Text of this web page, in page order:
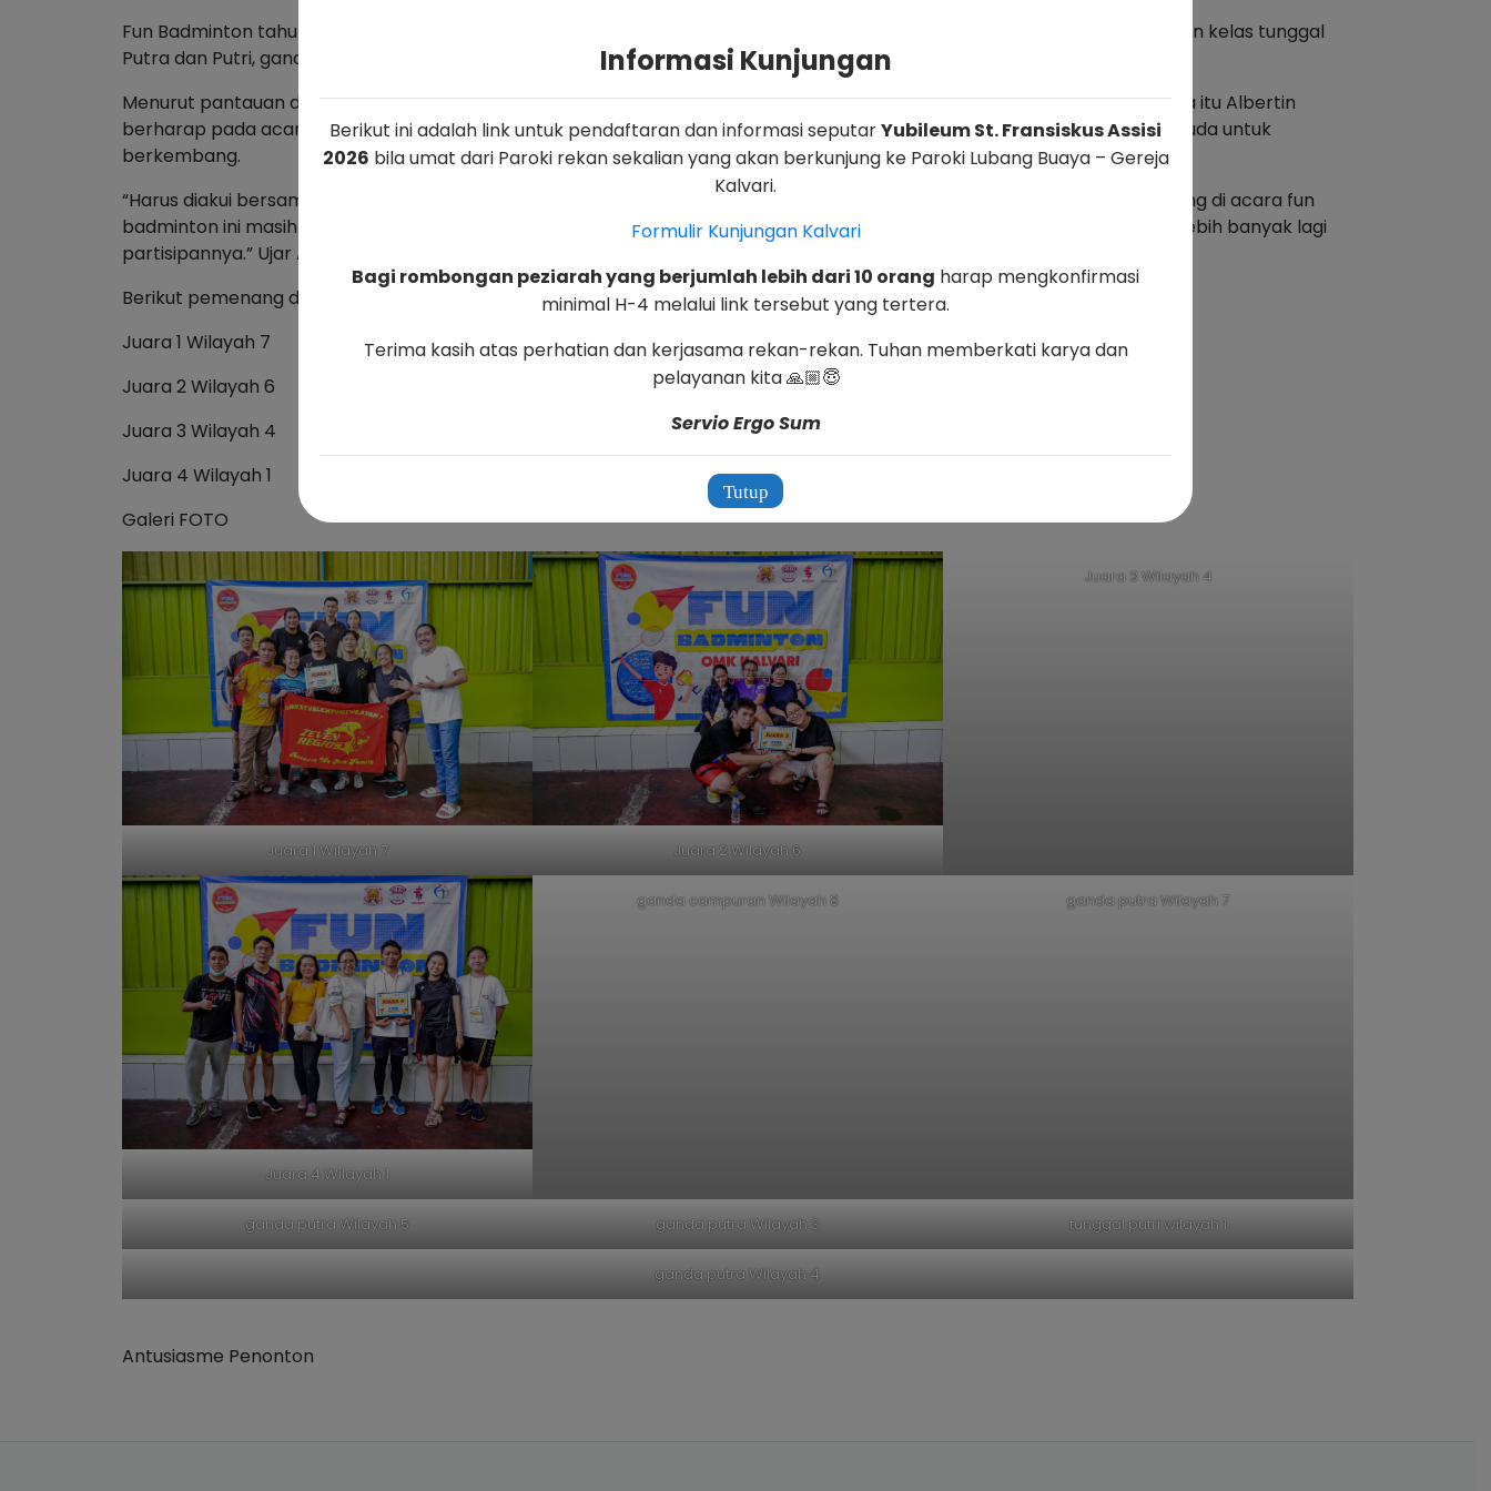
Fun Badminton tahun ini diikuti oleh 8 wilayah yang masing –masing mengirimkan atlet terbaiknya, yang mempertandingkan kelas tunggal
Putra dan Putri, ganda Putra dan Putri, dan ganda Campuran.
Menurut pantauan di lapangan memang antusiasme dari omk dan juga umat gereja Kalvari dinilai masih minim. Oleh karena itu Albertin
berharap pada acara – acara selanjutnya dapat mengundang seluruh umat untuk berpartisipasi dan mendukung kaum muda untuk
berkembang.
“Harus diakui bersama bahwa antusiasme kehadiran omk, suporter, penonton dan Dewan Paroki yang hadir secara langsung di acara fun
badminton ini masih sangat kurang sekali, semoga di acara-acara selanjutnya yang akan dibuat dapat mengundang jauh lebih banyak lagi
partisipannya.” Ujar Albertin.
Berikut pemenang dari Fun Badminton 2022
Juara 1 Wilayah 7
Juara 2 Wilayah 6
Juara 3 Wilayah 4
Juara 4 Wilayah 1
Galeri FOTO
Juara 1 Wilayah 7 Juara 2 Wilayah 6
Juara 3 Wilayah 4
Juara 4 Wilayah 1
ganda campuran Wilayah 8 ganda putra Wilayah 7
ganda putra Wilayah 5 ganda putra Wilayah 3 tunggal putri wilayah 1
ganda putra Wilayah 4
Antusiasme Penonton
Informasi Kunjungan
Berikut ini adalah link untuk pendaftaran dan informasi seputarYubileum St. Fransiskus Assisi
2026 bila umat dari Paroki rekan sekalian yang akan berkunjung ke Paroki Lubang Buaya – Gereja
Kalvari.
Formulir Kunjungan Kalvari
Bagi rombongan peziarah yang berjumlah lebih dari 10 orang harap mengkonfirmasi
minimal H-4 melalui link tersebut yang tertera.
Terima kasih atas perhatian dan kerjasama rekan-rekan. Tuhan memberkati karya dan
pelayanan kita 🙏🏼😇
Servio Ergo Sum
Tutup